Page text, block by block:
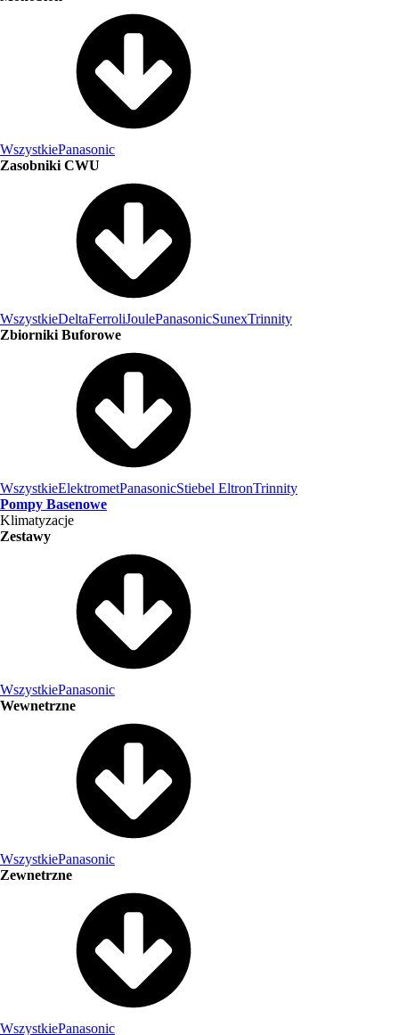
WszystkiePanasonic
Zasobniki CWU
WszystkieDeltaFerroliJoulePanasonicSunexTrinnity
Zbiorniki Buforowe
WszystkieElektrometPanasonicStiebel EltronTrinnity
Pompy Basenowe
Klimatyzacje
Zestawy
WszystkiePanasonic
Wewnetrzne
WszystkiePanasonic
Zewnetrzne
WszystkiePanasonic